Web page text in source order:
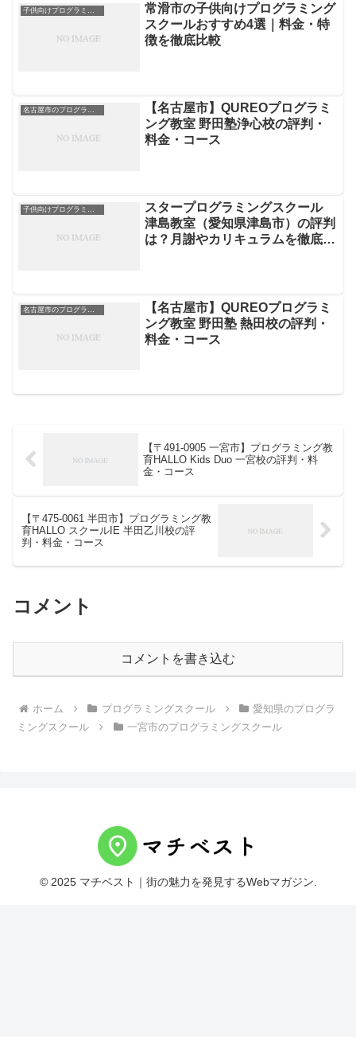
常滑市の子供向けプログラミング
スクールおすすめ4選｜料金・特
徴を徹底比較
名古屋市のプログラミングスクール
【名古屋市】QUREOプログラミ
ング教室 野田塾浄心校の評判・
料金・コース
子供向けプログラミングスクール
スタープログラミングスクール
津島教室（愛知県津島市）の評判
は？月謝やカリキュラムを徹底解
【名古屋市】QUREOプログラミ
ング教室 野田塾 熱田校の評判・
料金・コース
【〒491-0905 一宮市】プログラミング教
育HALLO Kids Duo 一宮校の評判・料
金・コース
【〒475-0061 半田市】プログラミング教
育HALLO スクールIE 半田乙川校の評
判・料金・コース
コメント
コメントを書き込む
ホーム プログラミングスクール
愛知県のプログラ
ミングスクール
一宮市のプログラミングスクール
© 2025 マチベスト｜街の魅力を発見するWebマガジン.